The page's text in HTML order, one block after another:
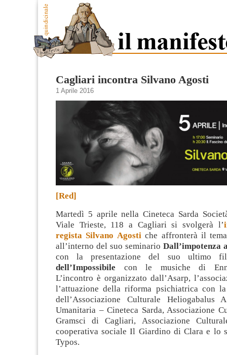
Cagliari incontra Silvano Agosti
1 Aprile 2016
[Red]
Martedì 5 aprile nella Cineteca Sarda
Viale Trieste, 118 a Cagliari si svolgerà l’
regista Silvano Agostiche affronterà il
all’interno del suo seminario Dall’impotenza
con la presentazione del suo ultimo
dell’Impossibile con le musiche di
L’incontro è organizzato dall’Asarp,
l’attuazione della riforma psichiatrica con
dell’Associazione Culturale Heliogabalus
Umanitaria – Cineteca Sarda, Associazione
Gramsci di Cagliari, Associazione
cooperativa sociale Il Giardino di Clara e lo
Typos.